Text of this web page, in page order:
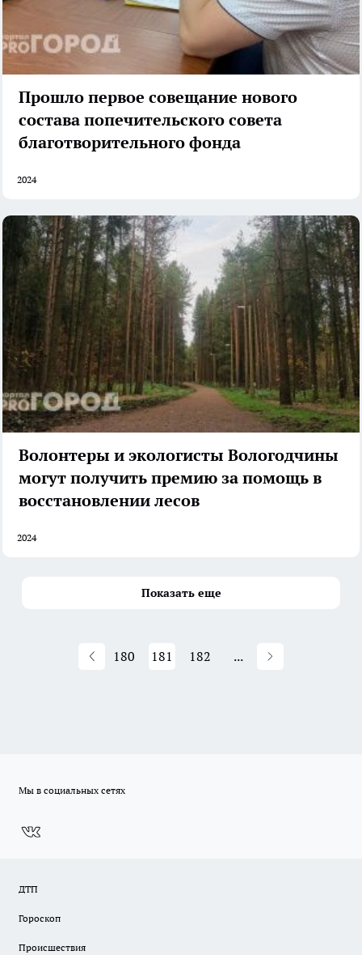
Прошло первое совещание нового
состава попечительского совета
благотворительного фонда
2024
Волонтеры и экологисты Вологодчины
могут получить премию за помощь в
восстановлении лесов
2024
Показать еще
180 181 182 ...
Мы в социальных сетях
ДТП
Гороскоп
Происшествия